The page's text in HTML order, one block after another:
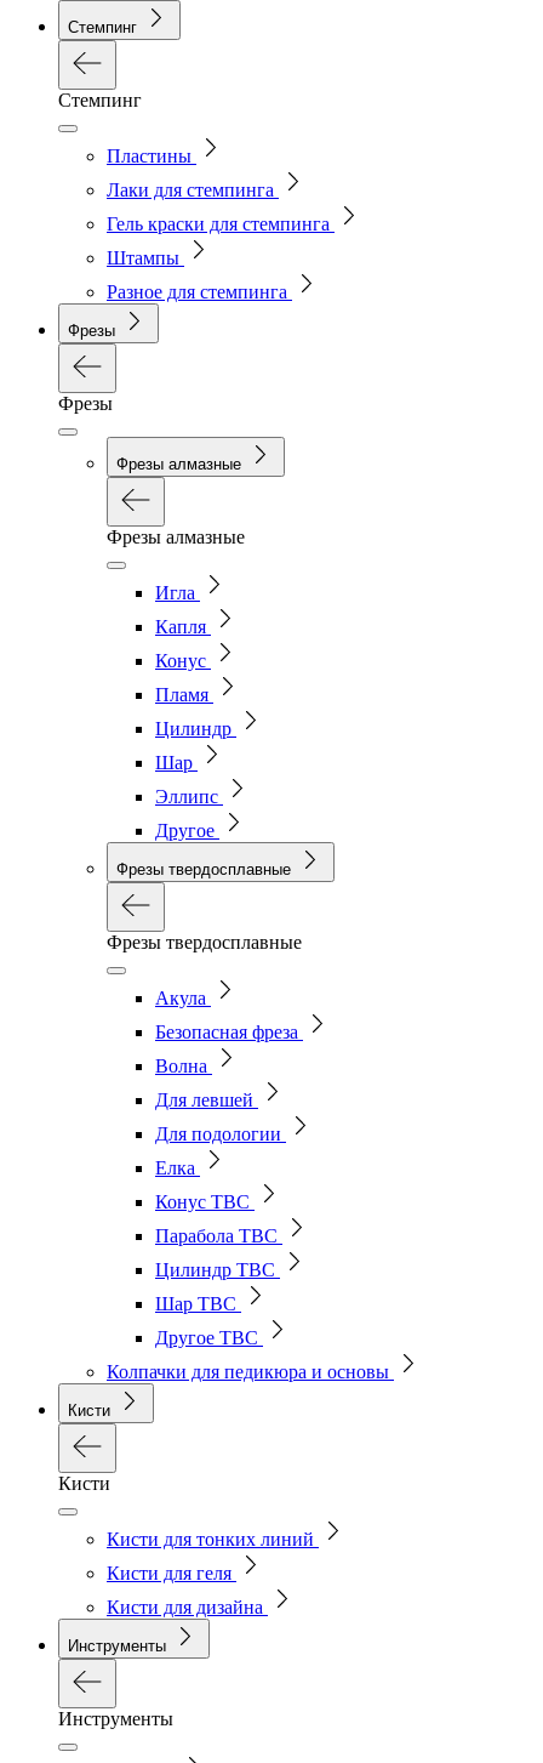
Стемпинг
Стемпинг
Пластины
Лаки для стемпинга
Гель краски для стемпинга
Штампы
Разное для стемпинга
Фрезы
Фрезы
Фрезы алмазные
Фрезы алмазные
Игла
Капля
Конус
Пламя
Цилиндр
Шар
Эллипс
Другое
Фрезы твердосплавные
Фрезы твердосплавные
Акула
Безопасная фреза
Волна
Для левшей
Для подологии
Елка
Конус ТВС
Парабола ТВС
Цилиндр ТВС
Шар ТВС
Другое ТВС
Колпачки для педикюра и основы
Кисти
Кисти
Кисти для тонких линий
Кисти для геля
Кисти для дизайна
Инструменты
Инструменты